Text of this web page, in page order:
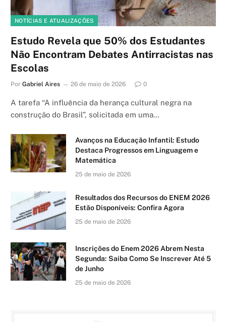
NOTÍCIAS E ATUALIZAÇÕES
Estudo Revela que 50% dos Estudantes
Não Encontram Debates Antirracistas nas
Escolas
Por Gabriel Aires 26 de maio de 2026 0
A tarefa “A influência da herança cultural negra na
construção do Brasil”, solicitada em uma…
Avanços na Educação Infantil: Estudo
Destaca Progressos em Linguagem e
Matemática
25 de maio de 2026
Resultados dos Recursos do ENEM 2026
Estão Disponíveis: Confira Agora
25 de maio de 2026
Inscrições do Enem 2026 Abrem Nesta
Segunda: Saiba Como Se Inscrever Até 5
de Junho
25 de maio de 2026